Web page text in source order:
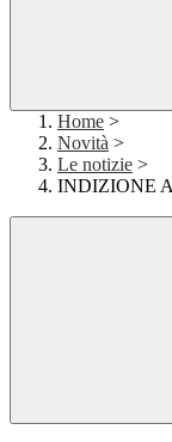
Home >
Novità >
Le notizie >
INDIZIONE